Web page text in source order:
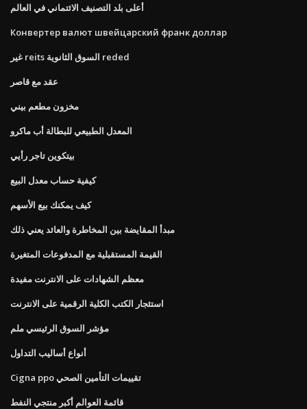
أعلى بلد التصنيف الائتماني في العالم
Конвертер валют швейцарский франк доллар
غير reits السوق الثانوية reded
عقد مع قاصر
مخزون مطعم بيني
المعدل الطبيعي للبطالة أب ماكرو
بيتكوين تاجر رأيي
كيفية حساب معدل البيع
كيف يمكنك بيع الأسهم
مبدأ المقايضة بين المخاطرة والعائد يعني ذلك
القيمة المستقبلية مع المدفوعات المتغيرة
معظم الشهادات على الانترنت مفيدة
استئجار الكتب الكلية الرقمية على الانترنت
مؤشر السوق الرئيسي ملم
أنواع أساليب التداول
Cigna ppo تقييمات التأمين الصحي
قائمة العوالم أكبر منتجي النفط